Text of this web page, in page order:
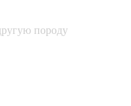
породу